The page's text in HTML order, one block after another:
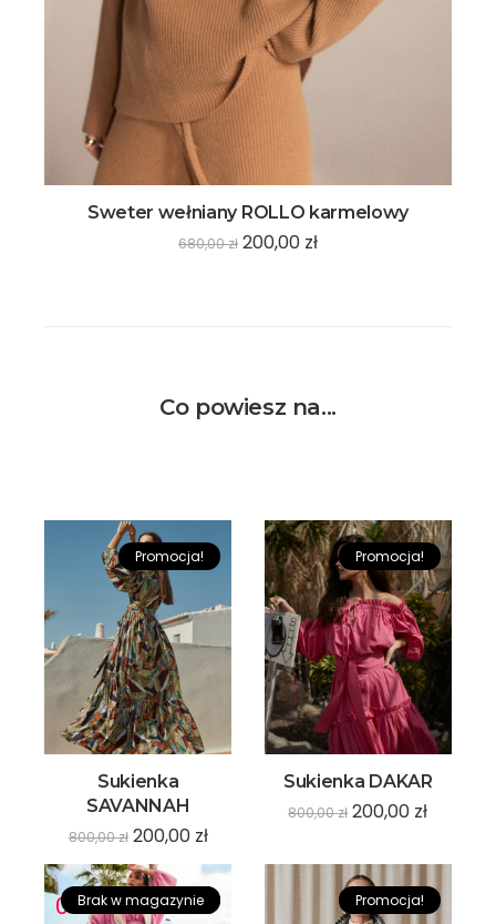
Sweter wełniany ROLLO karmelowy
680,00zł 200,00 zł
Co powiesz na...
Promocja!
Sukienka
SAVANNAH
800,00zł 200,00 zł
Promocja!
Sukienka DAKAR
800,00zł 200,00 zł
Promocja!
Brak w magazynie
00:00:00:00
Promocja!